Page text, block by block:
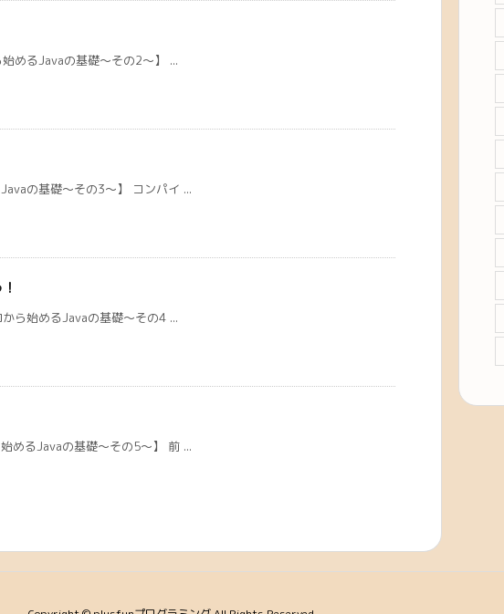
めるJavaの基礎～その2～】 ...
の基礎～その3～】 コンパイ ...
ら始めるJavaの基礎～その4 ...
めるJavaの基礎～その5～】 前 ...